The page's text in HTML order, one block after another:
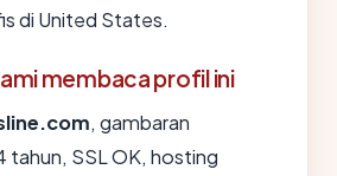
di United States.
membaca profil ini
, gambaran
tahun, SSL OK, hosting